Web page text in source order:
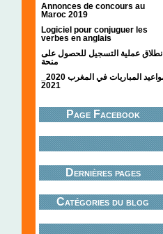
Annonces de concours au
Maroc 2019
Logiciel pour conjuguer les
verbes en anglais
انطلاق عملية التسجيل للحصول على
منحة
2021
Page Facebook
Dernières pages
Catégories du blog